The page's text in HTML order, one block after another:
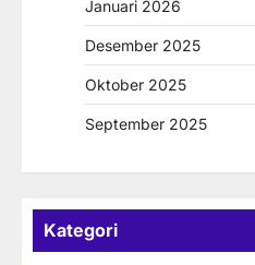
Januari 2026
Desember 2025
Oktober 2025
September 2025
Kategori